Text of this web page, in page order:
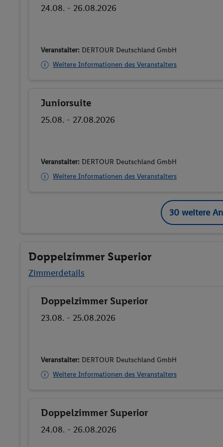
24.08. - 26.08.2026
Veranstalter: DERTOUR Deutschland GmbH
Weitere Informationen des Veranstalters
Buchen
Juniorsuite
25.08. - 27.08.2026
Veranstalter: DERTOUR Deutschland GmbH
Weitere Informationen des Veranstalters
30 weitere
Doppelzimmer Superior
Zimmerdetails
Buchen
Doppelzimmer Superior
23.08. - 25.08.2026
Veranstalter: DERTOUR Deutschland GmbH
Weitere Informationen des Veranstalters
Buchen
Doppelzimmer Superior
24.08. - 26.08.2026